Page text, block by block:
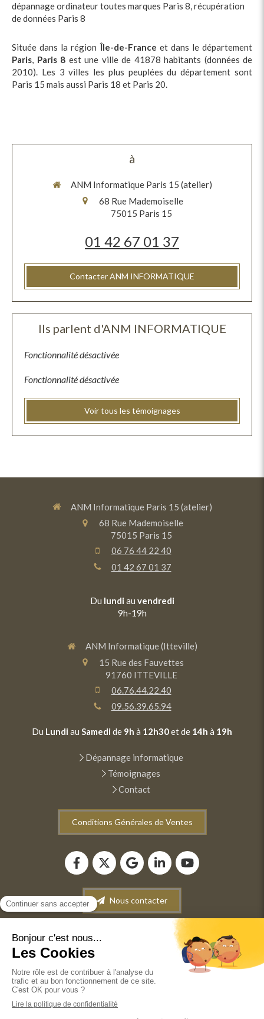
dépannage ordinateur toutes marques Paris 8,récupération
de données Paris 8
Située dans la régionÎle-de-France et dans le département
Paris, Paris 8 est une ville de 41878 habitants (données de
2010). Les 3 villes les plus peuplées du département sont
Paris 15 mais aussi Paris 18 et Paris 20.
à
ANM Informatique Paris 15 (atelier)
68 Rue Mademoiselle
75015 Paris 15
01 42 67 01 37
Contacter ANM INFORMATIQUE
Ils parlent d'ANM INFORMATIQUE
Fonctionnalité désactivée
Fonctionnalité désactivée
Voir tous les témoignages
ANM Informatique Paris 15 (atelier)
68 Rue Mademoiselle
75015 Paris 15
06 76 44 22 40
01 42 67 01 37
Du lundi au vendredi
9h-19h
ANM Informatique (Itteville)
15 Rue des Fauvettes
91760 ITTEVILLE
06.76.44.22.40
09.56.39.65.94
Du Lundi au Samedi de 9h à 12h30et de 14h à 19h
Dépannage informatique
Témoignages
Contact
Conditions Générales de Ventes
Nous contacter
Conditions générales de vente
©2022 ANM INFORMATIQUE - Dépannage-Maintenance
informatique. Vente de matériel informatique. Récupération
de données.